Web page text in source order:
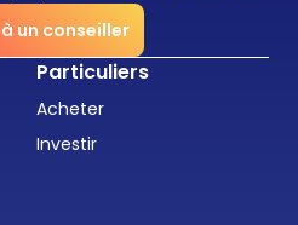
un conseiller
Particuliers
Acheter
Investir